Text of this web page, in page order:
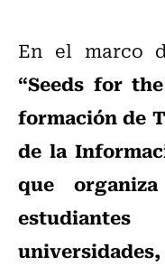
En el marco
“Seeds for
formación de
de la
que